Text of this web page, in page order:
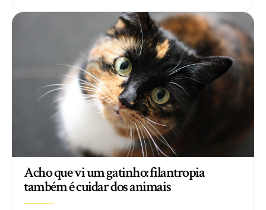
Acho que vi um gatinho: filantropia
também é cuidar dos animais